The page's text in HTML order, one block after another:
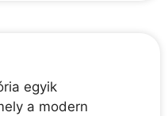
egyik
a modern